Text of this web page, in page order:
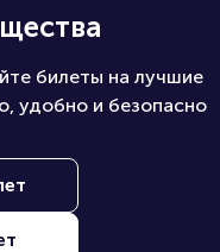
билеты на лучшие
удобно и безопасно